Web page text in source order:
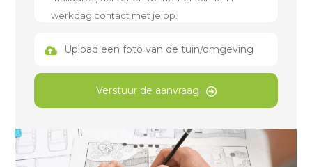
Upload een foto van de tuin/omgeving
Verstuur de aanvraag